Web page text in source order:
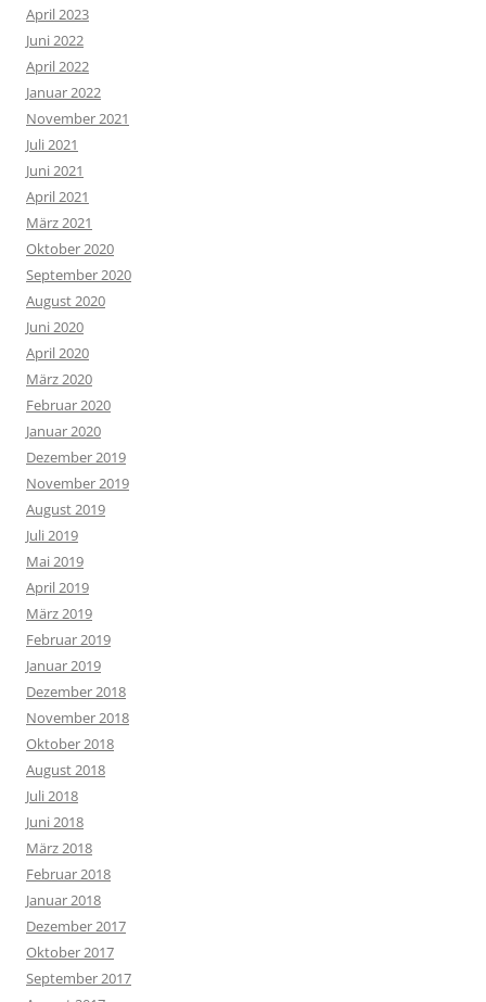
April 2023
Juni 2022
April 2022
Januar 2022
November 2021
Juli 2021
Juni 2021
April 2021
März 2021
Oktober 2020
September 2020
August 2020
Juni 2020
April 2020
März 2020
Februar 2020
Januar 2020
Dezember 2019
November 2019
August 2019
Juli 2019
Mai 2019
April 2019
März 2019
Februar 2019
Januar 2019
Dezember 2018
November 2018
Oktober 2018
August 2018
Juli 2018
Juni 2018
März 2018
Februar 2018
Januar 2018
Dezember 2017
Oktober 2017
September 2017